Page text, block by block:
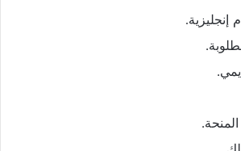
إنجليزية.